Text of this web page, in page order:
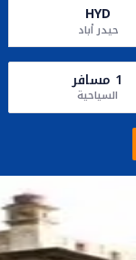
HYD
حيدر أباد
1 مسافر
السياحية